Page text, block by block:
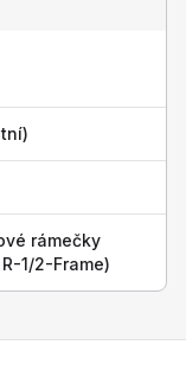
rámečky
1/2-Frame)